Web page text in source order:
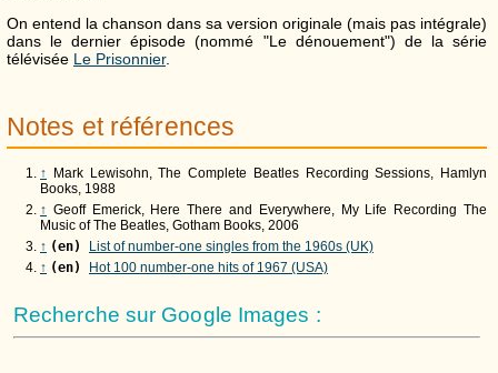
On entend la chanson dans sa version originale (mais pas intégrale)
dans le dernier épisode (nommé "Le dénouement") de la série
télévisée Le Prisonnier.
Notes et références
↑ Mark Lewisohn, The Complete Beatles Recording Sessions, Hamlyn
Books, 1988
↑ Geoff Emerick, Here There and Everywhere, My Life Recording The
Music of The Beatles, Gotham Books, 2006
↑ (en)
List of number-one singles from the 1960s (UK)
↑ (en) Hot 100 number-one hits of 1967 (USA)
Recherche sur Google Images :